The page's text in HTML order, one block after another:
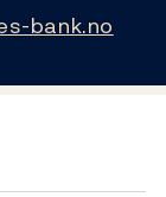
bank.no